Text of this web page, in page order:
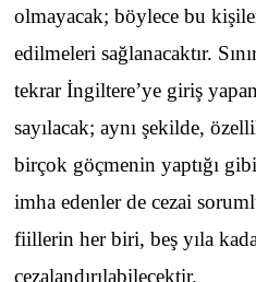
olmayacak; böylece bu
edilmeleri sağlanacaktır.
tekrar İngiltere’ye giriş
sayılacak; aynı şekilde,
birçok göçmenin yaptığı
imha edenler de cezai
fiillerin her biri, beş yıla
cezalandırılabilecektir.